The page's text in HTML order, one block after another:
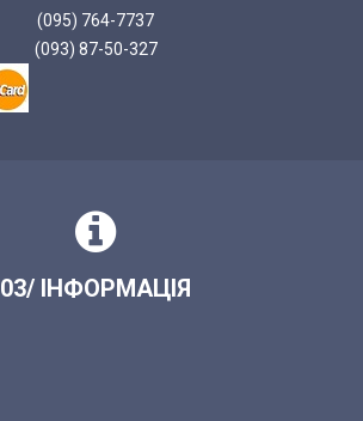
(095) 764-7737
(093) 87-50-327
03/ ІНФОРМАЦІЯ